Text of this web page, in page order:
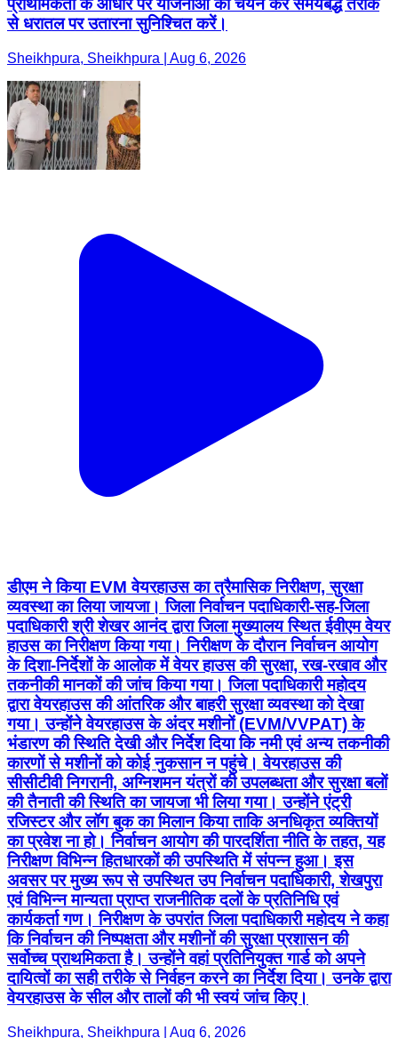
प्राथमिकता के आधार पर योजनाओं का चयन कर समयबद्ध तरीके
से धरातल पर उतारना सुनिश्चित करें।
Sheikhpura, Sheikhpura | Aug 6, 2026
डीएम ने किया EVM वेयरहाउस का त्रैमासिक निरीक्षण, सुरक्षा
व्यवस्था का लिया जायजा। जिला निर्वाचन पदाधिकारी-सह-जिला
पदाधिकारी श्री शेखर आनंद द्वारा जिला मुख्यालय स्थित ईवीएम वेयर
हाउस का निरीक्षण किया गया। निरीक्षण के दौरान निर्वाचन आयोग
के दिशा-निर्देशों के आलोक में वेयर हाउस की सुरक्षा, रख-रखाव और
तकनीकी मानकों की जांच किया गया। जिला पदाधिकारी महोदय
द्वारा वेयरहाउस की आंतरिक और बाहरी सुरक्षा व्यवस्था को देखा
गया। उन्होंने वेयरहाउस के अंदर मशीनों (EVM/VVPAT) के
भंडारण की स्थिति देखी और निर्देश दिया कि नमी एवं अन्य तकनीकी
कारणों से मशीनों को कोई नुकसान न पहुंचे। वेयरहाउस की
सीसीटीवी निगरानी, अग्निशमन यंत्रों की उपलब्धता और सुरक्षा बलों
की तैनाती की स्थिति का जायजा भी लिया गया। उन्होंने एंट्री
रजिस्टर और लॉग बुक का मिलान किया ताकि अनधिकृत व्यक्तियों
का प्रवेश ना हो। निर्वाचन आयोग की पारदर्शिता नीति के तहत, यह
निरीक्षण विभिन्न हितधारकों की उपस्थिति में संपन्न हुआ। इस
अवसर पर मुख्य रूप से उपस्थित उप निर्वाचन पदाधिकारी, शेखपुरा
एवं विभिन्न मान्यता प्राप्त राजनीतिक दलों के प्रतिनिधि एवं
कार्यकर्ता गण। निरीक्षण के उपरांत जिला पदाधिकारी महोदय ने कहा
कि निर्वाचन की निष्पक्षता और मशीनों की सुरक्षा प्रशासन की
सर्वोच्च प्राथमिकता है। उन्होंने वहां प्रतिनियुक्त गार्ड को अपने
दायित्वों का सही तरीके से निर्वहन करने का निर्देश दिया। उनके द्वारा
वेयरहाउस के सील और तालों की भी स्वयं जांच किए।
Sheikhpura, Sheikhpura | Aug 6, 2026